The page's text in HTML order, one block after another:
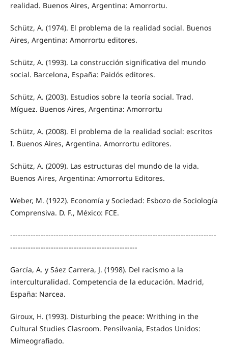
realidad. Buenos Aires, Argentina: Amorrortu.
Schütz, A. (1974). El problema de la realidad social. Buenos
Aires, Argentina: Amorrortu editores.
Schütz, A. (1993). La construcción significativa del mundo
social. Barcelona, España: Paidós editores.
Schütz, A. (2003). Estudios sobre la teoría social. Trad.
Míguez. Buenos Aires, Argentina: Amorrortu
Schütz, A. (2008). El problema de la realidad social: escritos
I. Buenos Aires, Argentina. Amorrortu editores.
Schütz, A. (2009). Las estructuras del mundo de la vida.
Buenos Aires, Argentina: Amorrortu Editores.
Weber, M. (1922). Economía y Sociedad: Esbozo de Sociología
Comprensiva. D. F., México: FCE.
---------------------------------------------------------------------------------
--------------------------------------------------
García, A. y Sáez Carrera, J. (1998). Del racismo a la
interculturalidad. Competencia de la educación. Madrid,
España: Narcea.
Giroux, H. (1993). Disturbing the peace: Writhing in the
Cultural Studies Clasroom. Pensilvania, Estados Unidos:
Mimeografiado.